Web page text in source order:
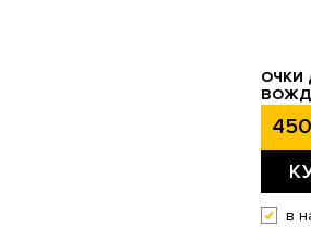
ОЧКИ
в